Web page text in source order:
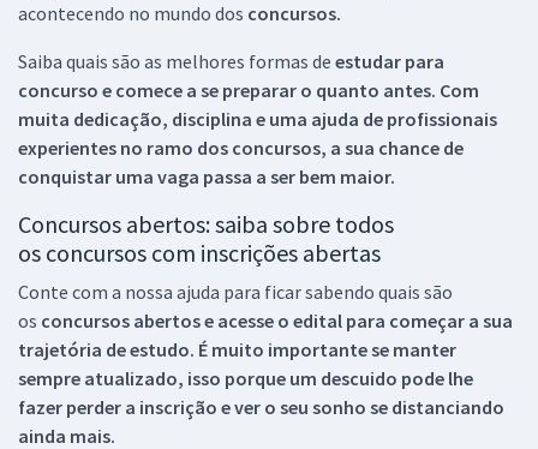
acontecendo no mundo dos concursos.
Saiba quais são as melhores formas de estudar para
concurso e comece a se preparar o quanto antes. Com
muita dedicação, disciplina e uma ajuda de profissionais
experientes no ramo dos concursos, a sua chance de
conquistar uma vaga passa a ser bem maior.
Concursos abertos: saiba sobre todos
os concursos com inscrições abertas
Conte com a nossa ajuda para ficar sabendo quais são
os concursos abertos e acesse o edital para começar a sua
trajetória de estudo. É muito importante se manter
sempre atualizado, isso porque um descuido pode lhe
fazer perder a inscrição e ver o seu sonho se distanciando
ainda mais.